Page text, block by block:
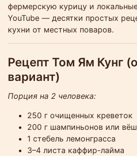
фермерскую курицу и
YouTube — десятки простых
кухни от местных поваров.
Рецепт Том Ям Кунг
вариант)
Порция на 2 человека:
250 г очищенных креветок
200 г шампиньонов или
1 стебель лемонграсса
3–4 листа каффир-лайма